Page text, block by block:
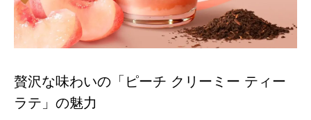
贅沢な味わいの「ピーチ クリーミー ティー
ラテ」の魅力